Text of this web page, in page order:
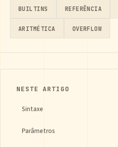
BUILTINS REFERÊNCIA
ARITMÉTICA OVERFLOW
NESTE ARTIGO
Sintaxe
Parâmetros